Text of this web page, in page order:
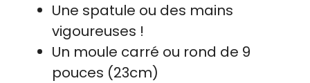
Une spatule ou des mains
vigoureuses !
Un moule carré ou rond de 9
pouces (23cm)